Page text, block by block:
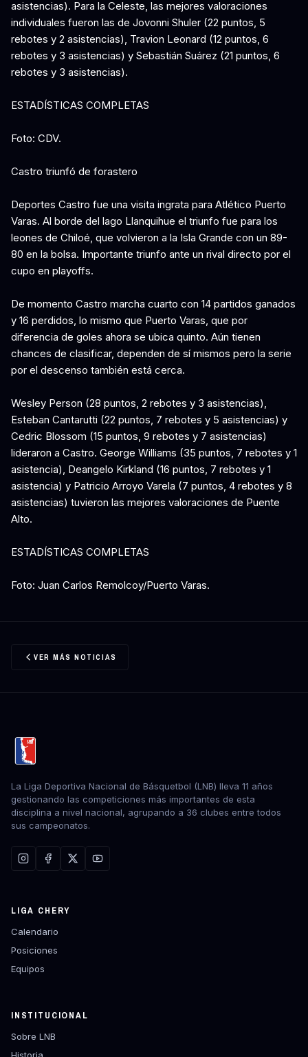
asistencias). Para la Celeste, las mejores valoraciones
individuales fueron las de Jovonni Shuler (22 puntos, 5
rebotes y 2 asistencias), Travion Leonard (12 puntos, 6
rebotes y 3 asistencias) y Sebastián Suárez (21 puntos, 6
rebotes y 3 asistencias).
ESTADÍSTICAS COMPLETAS
Foto: CDV.
Castro triunfó de forastero
Deportes Castro fue una visita ingrata para Atlético Puerto
Varas. Al borde del lago Llanquihue el triunfo fue para los
leones de Chiloé, que volvieron a la Isla Grande con un 89-
80 en la bolsa. Importante triunfo ante un rival directo por el
cupo en playoffs.
De momento Castro marcha cuarto con 14 partidos ganados
y 16 perdidos, lo mismo que Puerto Varas, que por
diferencia de goles ahora se ubica quinto. Aún tienen
chances de clasificar, dependen de sí mismos pero la serie
por el descenso también está cerca.
Wesley Person (28 puntos, 2 rebotes y 3 asistencias),
Esteban Cantarutti (22 puntos, 7 rebotes y 5 asistencias) y
Cedric Blossom (15 puntos, 9 rebotes y 7 asistencias)
lideraron a Castro. George Williams (35 puntos, 7 rebotes y 1
asistencia), Deangelo Kirkland (16 puntos, 7 rebotes y 1
asistencia) y Patricio Arroyo Varela (7 puntos, 4 rebotes y 8
asistencias) tuvieron las mejores valoraciones de Puente
Alto.
ESTADÍSTICAS COMPLETAS
Foto: Juan Carlos Remolcoy/Puerto Varas.
VER MÁS NOTICIAS
La Liga Deportiva Nacional de Básquetbol (LNB) lleva 11 años
gestionando las competiciones más importantes de esta
disciplina a nivel nacional, agrupando a 36 clubes entre todos
sus campeonatos.
LIGA CHERY
Calendario
Posiciones
Equipos
INSTITUCIONAL
Sobre LNB